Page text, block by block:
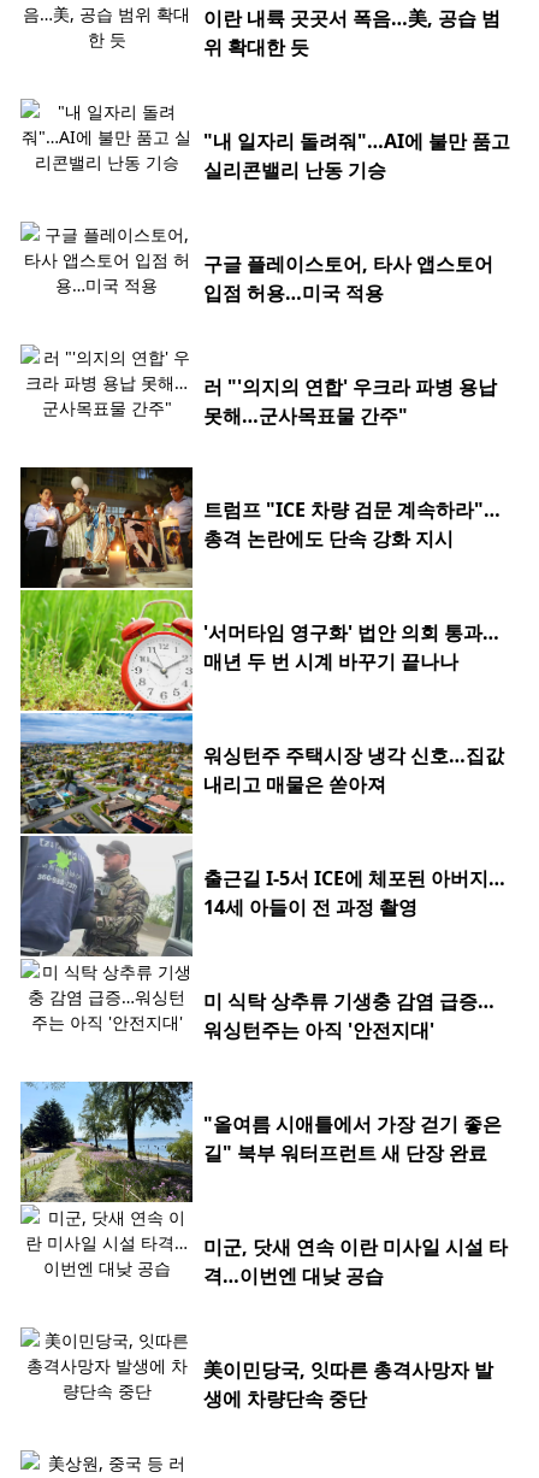
이란 내륙 곳곳서 폭음…美, 공습 범
위 확대한 듯
"내 일자리 돌려줘"…AI에 불만 품고
실리콘밸리 난동 기승
구글 플레이스토어, 타사 앱스토어
입점 허용…미국 적용
러 "'의지의 연합' 우크라 파병 용납
못해…군사목표물 간주"
트럼프 "ICE 차량 검문 계속하라"…
총격 논란에도 단속 강화 지시
'서머타임 영구화' 법안 의회 통과…
매년 두 번 시계 바꾸기 끝나나
워싱턴주 주택시장 냉각 신호…집값
내리고 매물은 쏟아져
출근길 I-5서 ICE에 체포된 아버지…
14세 아들이 전 과정 촬영
미 식탁 상추류 기생충 감염 급증…
워싱턴주는 아직 '안전지대'
"올여름 시애틀에서 가장 걷기 좋은
길" 북부 워터프런트 새 단장 완료
미군, 닷새 연속 이란 미사일 시설 타
격…이번엔 대낮 공습
美이민당국, 잇따른 총격사망자 발
생에 차량단속 중단